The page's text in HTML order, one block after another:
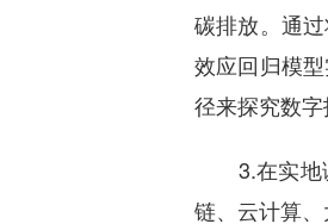
碳排放。通
效应回归模
径来探究数
3.在实地调
链、云计算